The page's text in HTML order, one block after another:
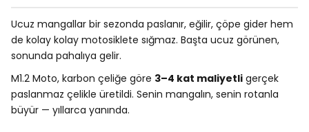
Ucuz mangallar bir sezonda paslanır, eğilir, çöpe gider hem
de kolay kolay motosiklete sığmaz. Başta ucuz görünen,
sonunda pahalıya gelir.
M1.2 Moto, karbon çeliğe göre 3–4 kat maliyetli gerçek
paslanmaz çelikle üretildi. Senin mangalın, senin rotanla
büyür — yıllarca yanında.